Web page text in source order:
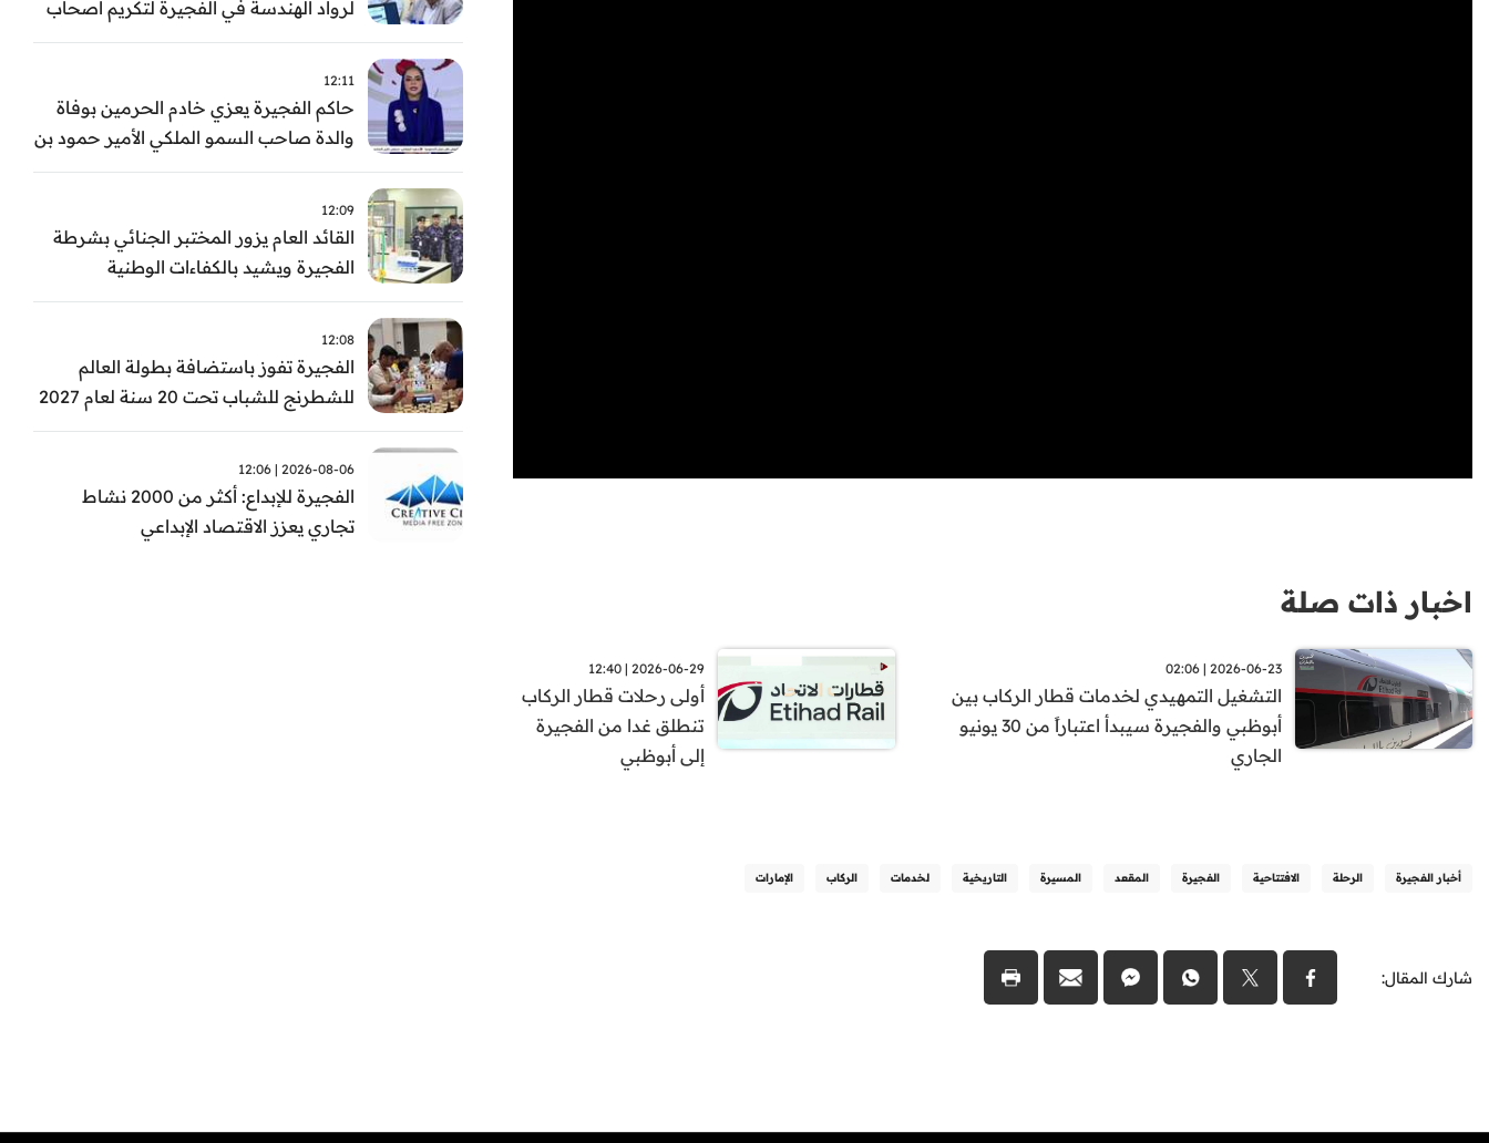
اخبار ذات صلة
2026-06-23 | 02:06
التشغيل التمهيدي لخدمات قطار الركاب بين
أبوظبي والفجيرة سيبدأ اعتباراً من 30 يونيو
الجاري
2026-06-29 | 12:40
أولى رحلات قطار الركاب
تنطلق غدا من الفجيرة
إلى أبوظبي
أخبار الفجيرة الرحلة الافتتاحية الفجيرة المقعد المسيرة التاريخية لخدمات الركاب الإمارات
شارك المقال:
لرواد الهندسة في الفجيرة لتكريم أصحاب
العطاء وترسيخ الإرث الهندسي بالفجيرة
12:11
حاكم الفجيرة يعزي خادم الحرمين بوفاة
والدة صاحب السمو الملكي الأمير حمود بن
سعود بن عبد العزيز آل سعود
12:09
القائد العام يزور المختبر الجنائي بشرطة
الفجيرة ويشيد بالكفاءات الوطنية
والتقنيات الحديثة
12:08
الفجيرة تفوز باستضافة بطولة العالم
للشطرنج للشباب تحت 20 سنة لعام 2027
2026-08-06 | 12:06
الفجيرة للإبداع: أكثر من 2000 نشاط
تجاري يعزز الاقتصاد الإبداعي